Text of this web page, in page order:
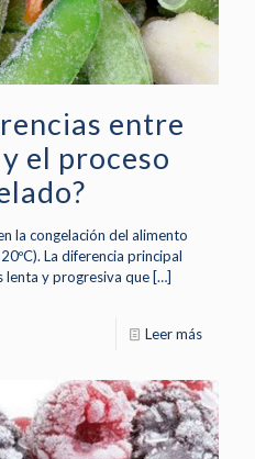
entre
el proceso
la congelación del alimento
La diferencia principal
lenta y progresiva que […]
Leer más